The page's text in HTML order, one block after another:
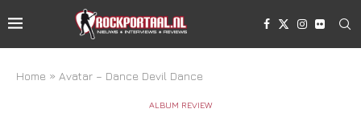
Home » Avatar – Dance Devil Dance
ALBUM REVIEW